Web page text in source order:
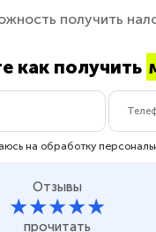
получить
как получить
на обработку
Отзывы
★★★★★
прочитать